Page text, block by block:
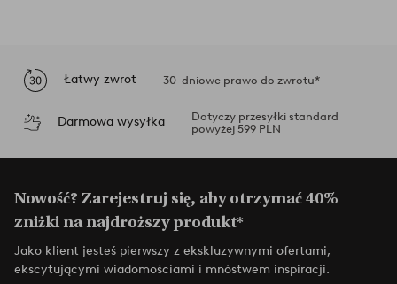
Łatwy zwrot 30-dniowe prawo do zwrotu*
Darmowa wysyłka
Dotyczy przesyłki standard
powyżej 599 PLN
Nowość? Zarejestruj się, aby otrzymać 40%
zniżki na najdroższy produkt*
Jako klient jesteś pierwszy z ekskluzywnymi ofertami,
ekscytującymi wiadomościami i mnóstwem inspiracji.